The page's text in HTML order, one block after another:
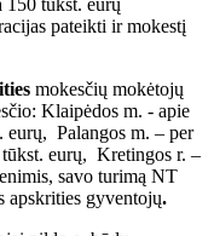
pateikti ir mokestį
mokesčių mokėtojų
Klaipėdos m. - apie
eurų, Palangos m. – per
eurų, Kretingos r. –
savo turimą NT
apskrities gyventojų.